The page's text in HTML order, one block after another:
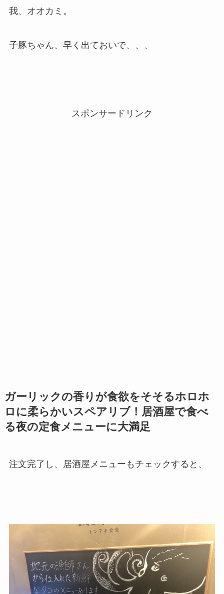
我、オオカミ。
子豚ちゃん、早く出ておいで、、、
スポンサードリンク
ガーリックの香りが食欲をそそるホロホ
ロに柔らかいスペアリブ！居酒屋で食べ
る夜の定食メニューに大満足
注文完了し、居酒屋メニューもチェックすると、